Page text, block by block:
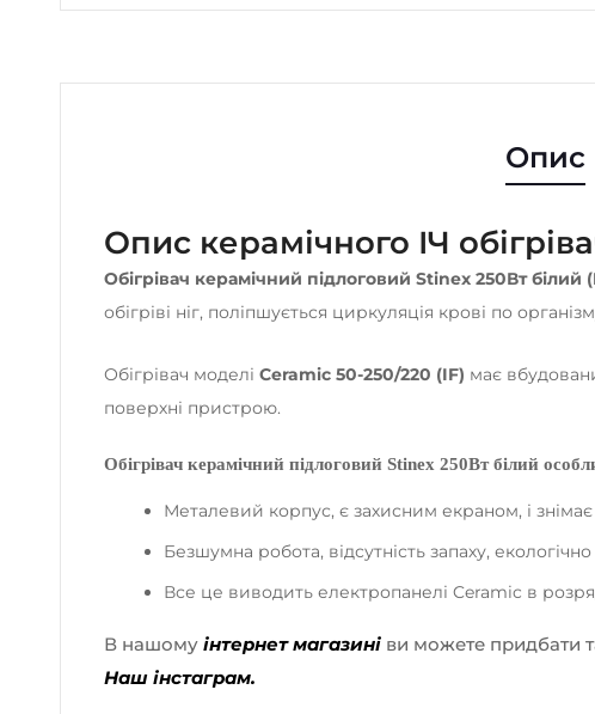
Опис
Опис керамічного ІЧ
Обігрівач керамічний підлоговий Stinex 250Вт білий
обігріві ніг, поліпшується циркуляція крові по
Обігрівач моделі Ceramic 50-250/220 (IF) має
поверхні пристрою.
Обігрівач керамічний підлоговий Stinex 250Вт білий
Металевий корпус, є захисним екраном, і
Безшумна робота, відсутність запаху,
Все це виводить електропанелі Ceramic в
В нашому інтернет магазині ви можете придбати
Наш інстаграм.